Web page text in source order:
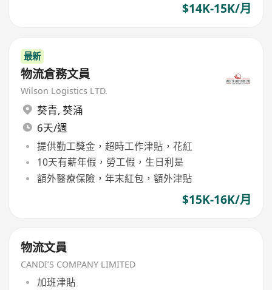
$14K-15K/月
最新
物流倉務文員
Wilson Logistics LTD.
葵青, 葵涌
6天/週
提供勤工獎金，超時工作津貼，花紅
10天有薪年假，勞工假，生日利是
額外醫療保險，年末紅包，額外津貼
$15K-16K/月
物流文員
CANDI’S COMPANY LIMITED
加班津貼